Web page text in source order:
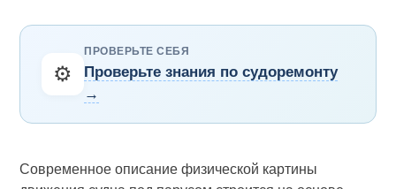
⚙️
ПРОВЕРЬТЕ СЕБЯ
Проверьте знания по судоремонту
→
Современное описание физической картины